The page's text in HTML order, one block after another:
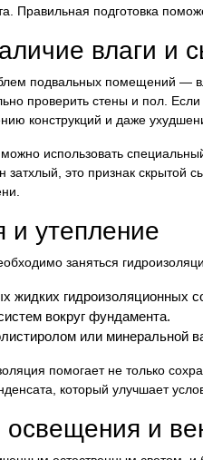
Правильная подготовка
влаги и
подвальных помещений —
проверить стены и пол.
конструкций и даже
использовать
это признак скрытой
и утепление
заняться
жидких гидроизоляционных
вокруг фундамента.
или минеральной
помогает не только
который улучшает
и